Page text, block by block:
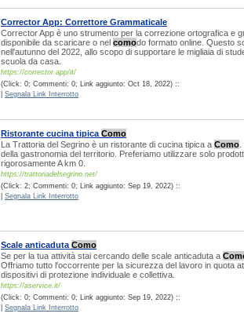
Corrector App: Correttore Grammaticale
Corrector App è uno strumento per la correzione ortografica e
disponibile da scaricare o nel comodo formato online. Questo
nell'autunno del 2022, allo scopo di supportare le migliaia di
scuola da casa.
https://corrector.app/it/
(Click: 0; Commenti: 0; Link aggiunto: Oct 18, 2022) ::
Segnala Link Interrotto
Ristorante cucina tipica Como
La Trattoria del Segrino è un ristorante di cucina tipica a Como
della gastronomia del territorio. Preferiamo utilizzare solo
rigorosamente A km 0.
https://trattoriadelsegrino.net/
(Click: 2; Commenti: 0; Link aggiunto: Sep 19, 2022) ::
Segnala Link Interrotto
Scale anticaduta Como
Se per la tua attività stai cercando delle scale anticaduta a
Offriamo tutto l'occorrente per la sicurezza del lavoro in quota
dispositivi di protezione individuale e collettiva.
https://aservice.it/
(Click: 0; Commenti: 0; Link aggiunto: Sep 19, 2022) ::
Segnala Link Interrotto